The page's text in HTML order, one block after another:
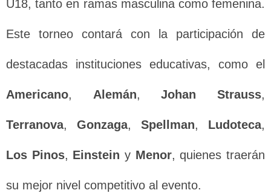
U18, tanto en ramas masculina como femenina.
Este torneo contará con la participación de
destacadas instituciones educativas, como el
Americano, Alemán,Johan Strauss,
Terranova, Gonzaga, Spellman, Ludoteca,
Los Pinos, Einstein y Menor, quienes traerán
su mejor nivel competitivo al evento.